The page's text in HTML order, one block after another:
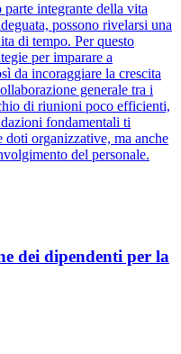
integrante della vita
possono rivelarsi una
di tempo. Per questo
per imparare a
da incoraggiare la crescita
generale tra i
di riunioni poco efficienti,
fondamentali ti
doti organizzative, ma anche
del personale.
dei dipendenti per la